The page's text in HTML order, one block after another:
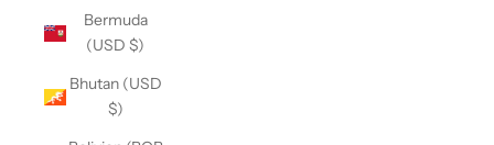
Bermuda
(USD $)
Bhutan (USD
$)